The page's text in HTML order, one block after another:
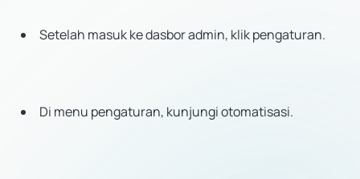
Setelah masuk ke dasbor admin, klik pengaturan.
Di menu pengaturan, kunjungi otomatisasi.